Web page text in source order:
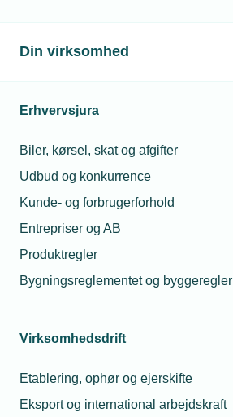
Din virksomhed
Erhvervsjura
Biler, kørsel, skat og afgifter
Udbud og konkurrence
Kunde- og forbrugerforhold
Entrepriser og AB
Produktregler
Bygningsreglementet og byggeregler
Virksomhedsdrift
Etablering, ophør og ejerskifte
Eksport og international arbejdskraft